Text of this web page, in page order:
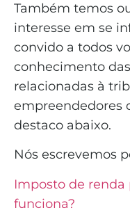
Também temos
interesse em se
convido a todos
conhecimento
relacionadas à
empreendedores
destaco abaixo.
Nós escrevemos
Imposto de renda
funciona?